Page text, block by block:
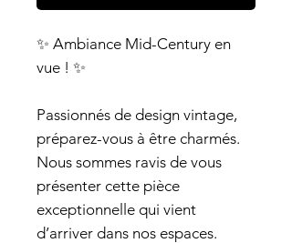
✨ Ambiance Mid-Century en
vue ! ✨
Passionnés de design vintage,
préparez-vous à être charmés.
Nous sommes ravis de vous
présenter cette pièce
exceptionnelle qui vient
d’arriver dans nos espaces.